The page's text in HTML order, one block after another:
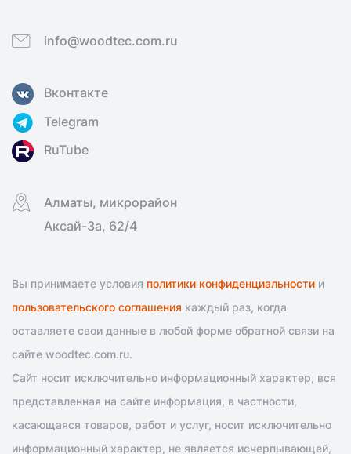
info@woodtec.com.ru
Вконтакте
Telegram
RuTube
Алматы, микрорайон
Аксай-3а, 62/4
Вы принимаете условия политики конфиденциальности и
пользовательского соглашения каждый раз, когда
оставляете свои данные в любой форме обратной связи на
сайте woodtec.com.ru.
Сайт носит исключительно информационный характер, вся
представленная на сайте информация, в частности,
касающаяся товаров, работ и услуг, носит исключительно
информационный характер, не является исчерпывающей,